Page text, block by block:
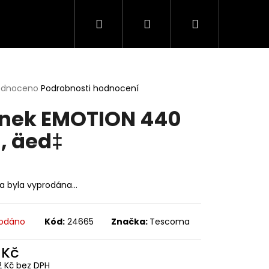
Hledat PřihlášeníNákupní
Podrobnosti hodnocení
EMOTION 440
äed‡
byla vyprodána…
Kód: 24665 Značka: Tescoma
Kč bez DPH